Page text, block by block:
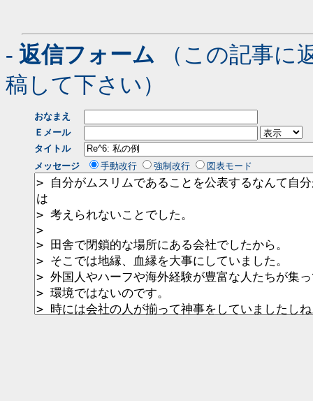
- 返信フォーム （この記事に
稿して下さい）
おなまえ
Ｅメール
タイトル
メッセージ
手動改行 強制改行 図表モード